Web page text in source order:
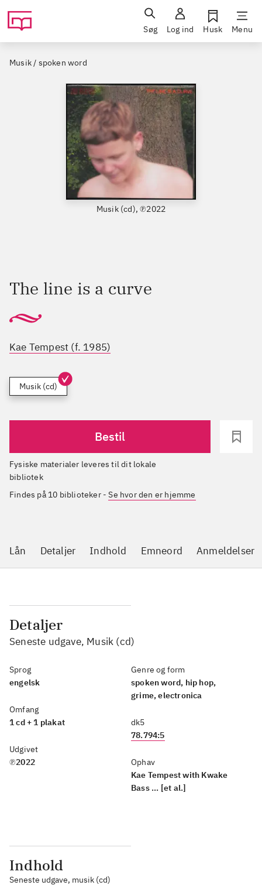
Søg Log ind Husk Menu
Musik / spoken word
Musik (cd), ℗2022
The line is a curve
Kae Tempest (f. 1985)
Musik (cd)
Bestil
Fysiske materialer leveres til dit lokale
bibliotek
Findes på 10 biblioteker-Se hvor den er hjemme
Lån Detaljer Indhold Emneord Anmeldelser
Detaljer
Seneste udgave, Musik (cd)
Sprog
engelsk
Omfang
1 cd + 1 plakat
Udgivet
℗2022
Genre og form
spoken word, hip hop,
grime, electronica
dk5
78.794:5
Ophav
Kae Tempest with Kwake
Bass ... [et al.]
Indhold
Seneste udgave, musik (cd)